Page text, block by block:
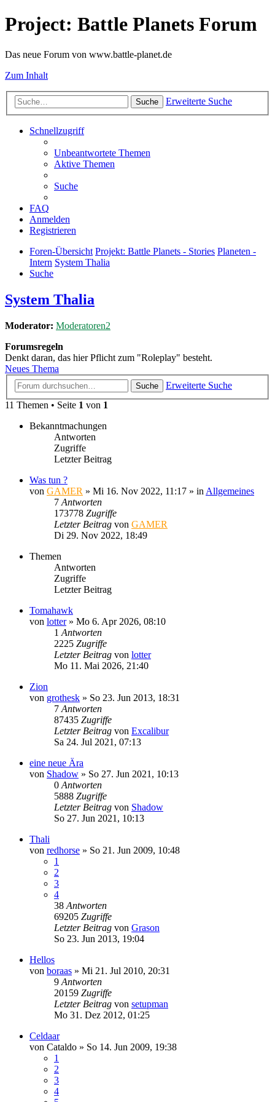
Project: Battle Planets Forum
Das neue Forum von www.battle-planet.de
Zum Inhalt
Suche Erweiterte Suche
Schnellzugriff
Unbeantwortete Themen
Aktive Themen
Suche
FAQ
Anmelden
Registrieren
Foren-Übersicht Projekt: Battle Planets - Stories Planeten -
Intern System Thalia
Suche
System Thalia
Moderator: Moderatoren2
Forumsregeln
Denkt daran, das hier Pflicht zum "Roleplay" besteht.
Neues Thema
Suche
Erweiterte Suche
11 Themen • Seite 1 von 1
Bekanntmachungen
Antworten
Zugriffe
Letzter Beitrag
Was tun ?
von GAMER » Mi 16. Nov 2022, 11:17 » in Allgemeines
7 Antworten
173778 Zugriffe
Letzter Beitrag von GAMER
Di 29. Nov 2022, 18:49
Themen
Antworten
Zugriffe
Letzter Beitrag
Tomahawk
von lotter» Mo 6. Apr 2026, 08:10
1 Antworten
2225 Zugriffe
Letzter Beitrag von lotter
Mo 11. Mai 2026, 21:40
Zion
von grothesk » So 23. Jun 2013, 18:31
7 Antworten
87435 Zugriffe
Letzter Beitrag von Excalibur
Sa 24. Jul 2021, 07:13
eine neue Ära
von Shadow » So 27. Jun 2021, 10:13
0 Antworten
5888 Zugriffe
Letzter Beitrag von Shadow
So 27. Jun 2021, 10:13
Thali
von redhorse » So 21. Jun 2009, 10:48
1
2
3
4
38 Antworten
69205 Zugriffe
Letzter Beitrag von Grason
So 23. Jun 2013, 19:04
Hellos
von boraas » Mi 21. Jul 2010, 20:31
9 Antworten
20159 Zugriffe
Letzter Beitrag von setupman
Mo 31. Dez 2012, 01:25
Celdaar
von Cataldo » So 14. Jun 2009, 19:38
1
2
3
4